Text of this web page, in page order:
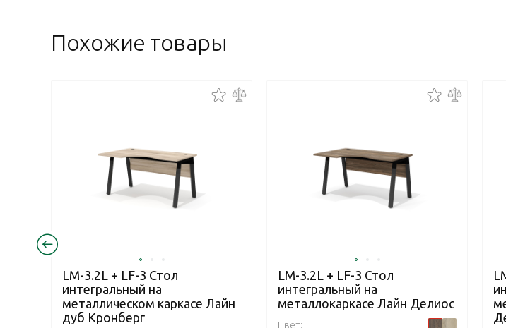
Похожие товары
LM-3.2L + LF-3 Стол
интегральный на
металлическом каркасе Лайн
дуб Кронберг
LM-3.2L + LF-3 Стол
интегральный на
металлокаркасе Лайн Делиос
Цвет: